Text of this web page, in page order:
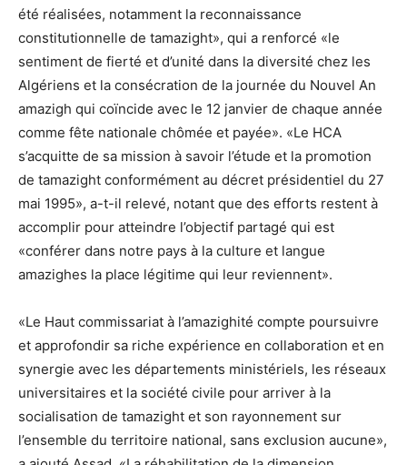
été réalisées, notamment la reconnaissance
constitutionnelle de tamazight», qui a renforcé «le
sentiment de fierté et d’unité dans la diversité chez les
Algériens et la consécration de la journée du Nouvel An
amazigh qui coïncide avec le 12 janvier de chaque année
comme fête nationale chômée et payée». «Le HCA
s’acquitte de sa mission à savoir l’étude et la promotion
de tamazight conformément au décret présidentiel du 27
mai 1995», a-t-il relevé, notant que des efforts restent à
accomplir pour atteindre l’objectif partagé qui est
«conférer dans notre pays à la culture et langue
amazighes la place légitime qui leur reviennent».
«Le Haut commissariat à l’amazighité compte poursuivre
et approfondir sa riche expérience en collaboration et en
synergie avec les départements ministériels, les réseaux
universitaires et la société civile pour arriver à la
socialisation de tamazight et son rayonnement sur
l’ensemble du territoire national, sans exclusion aucune»,